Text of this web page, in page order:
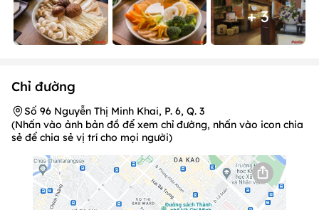
+ 3
Chỉ đường
Số 96 Nguyễn Thị Minh Khai, P. 6, Q. 3
(Nhấn vào ảnh bản đồ để xem chỉ đường, nhấn vào icon chia
sẻ để chia sẻ vị trí cho mọi người)